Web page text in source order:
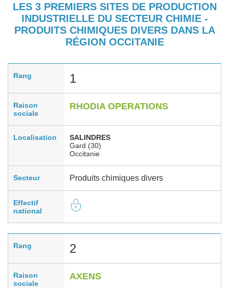
LES 3 PREMIERS SITES DE PRODUCTION
INDUSTRIELLE DU SECTEUR CHIMIE -
PRODUITS CHIMIQUES DIVERS DANS LA
RÉGION OCCITANIE
Rang 1
Raison
sociale
RHODIA OPERATIONS
Localisation
SALINDRES
Gard (30)
Occitanie
Secteur Produits chimiques divers
Effectif
national
Rang 2
Raison
sociale
AXENS